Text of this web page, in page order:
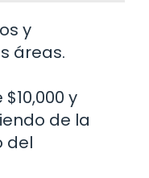
y
áreas.
y
de la
del